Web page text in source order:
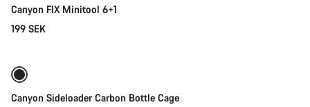
Canyon FIX Minitool 6+1
199 SEK
Canyon Sideloader Carbon Bottle Cage